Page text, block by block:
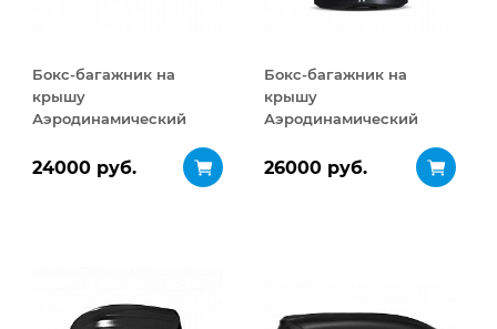
Бокс-багажник на
крышу
Аэродинамический
ДВУСТОРОННЕЕ
24000 руб.
Бокс-багажник на
крышу
Аэродинамический
ДВУСТОРОННЕЕ
26000 руб.